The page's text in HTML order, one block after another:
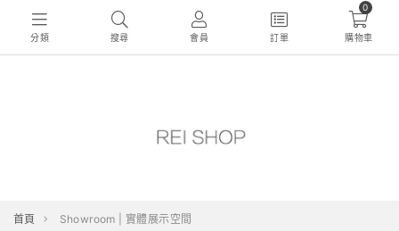
分類 搜尋 會員 訂單
0
購物車
首頁 Showroom | 實體展示空間